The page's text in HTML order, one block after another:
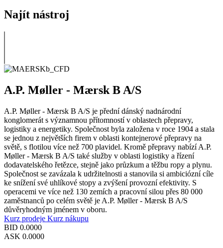
Najít nástroj
A.P. Møller - Mærsk B A/S
A.P. Møller - Mærsk B A/S je přední dánský nadnárodní
konglomerát s významnou přítomností v oblastech přepravy,
logistiky a energetiky. Společnost byla založena v roce 1904 a stala
se jednou z největších firem v oblasti kontejnerové přepravy na
světě, s flotilou více než 700 plavidel. Kromě přepravy nabízí A.P.
Møller - Mærsk B A/S také služby v oblasti logistiky a řízení
dodavatelského řetězce, stejně jako průzkum a těžbu ropy a plynu.
Společnost se zavázala k udržitelnosti a stanovila si ambiciózní cíle
ke snížení své uhlíkové stopy a zvýšení provozní efektivity. S
operacemi ve více než 130 zemích a pracovní silou přes 80 000
zaměstnanců po celém světě je A.P. Møller - Mærsk B A/S
důvěryhodným jménem v oboru.
Kurz prodeje Kurz nákupu
BID 0.0000
ASK 0.0000